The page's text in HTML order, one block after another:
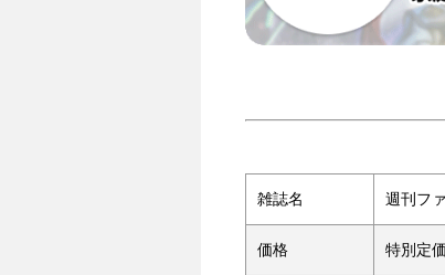
雑誌名 週刊フ
価格 特別定